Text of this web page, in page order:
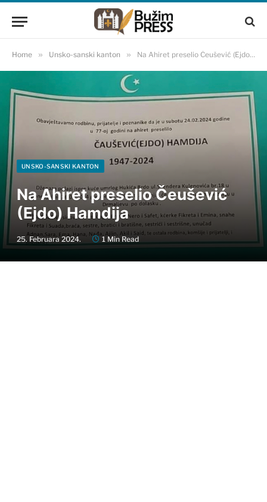
Home » Unsko-sanski kanton » Na Ahiret preselio Čeušević (Ejdo) Hamdija
UNSKO-SANSKI KANTON
Na Ahiret preselio Čeušević
(Ejdo) Hamdija
25. Februara 2024. 1 Min Read